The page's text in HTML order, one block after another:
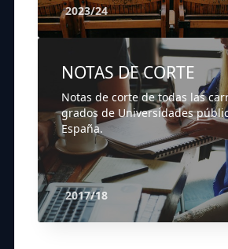
2023/24
NOTAS DE CORTE
Notas de corte de todas las
grados de Universidades
España.
2017/18